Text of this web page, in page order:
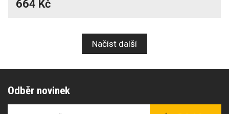
664 Kč
Načíst další
Odběr novinek